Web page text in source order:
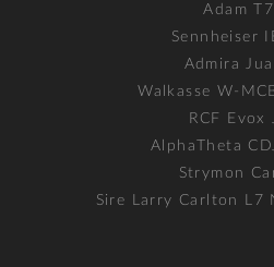
Adam
Sennheiser
Admira
Walkasse W-
RCF Evox
AlphaTheta
Strymon
Sire Larry Carlton L7